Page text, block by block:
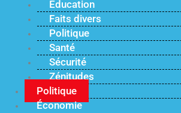
Éducation
Faits divers
Politique
Santé
Sécurité
Zénitudes
Politique
Économie